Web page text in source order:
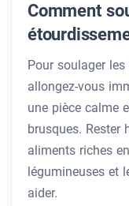
Comment
Pour soulager
allongez-vous
une pièce calme
brusques. Rester
aliments riches
légumineuses et
aider.